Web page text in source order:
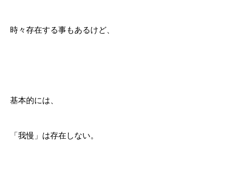
時々存在する事もあるけど、
基本的には、
「我慢」は存在しない。